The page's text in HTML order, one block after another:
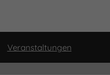
Veranstaltungen